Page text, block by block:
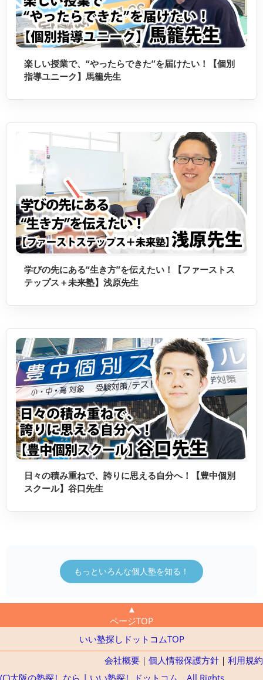
楽しい授業で、“やったらできた”を届けたい！【個別
指導ユニーク】馬籠先生
学びの先にある“生き方”を伝えたい！【ファーストス
テップス＋未来塾】浅原先生
日々の積み重ねで、誇りに思える自分へ！【豊中個別
スクール】谷口先生
もっといろんな個人塾を知る！
▲
ページTOP
いい塾探しドットコムTOP
会社概要 ｜ 個人情報保護方針 ｜ 利用規約
(C)大阪の塾探しなら | いい塾探しドットコム All Rights